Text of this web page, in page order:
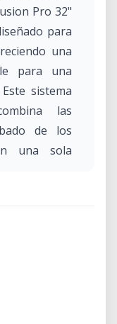
Pro 32"
para
una
para una
sistema
las
de los
una sola
fuentes de